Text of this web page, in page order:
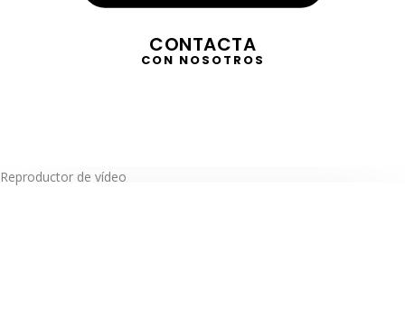
CONTACTA
CON NOSOTROS
Reproductor de vídeo